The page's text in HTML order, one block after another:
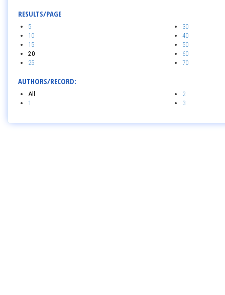
RESULTS/PAGE
5
10
15
20
25
30
40
50
60
70
AUTHORS/RECORD:
All
1
2
3